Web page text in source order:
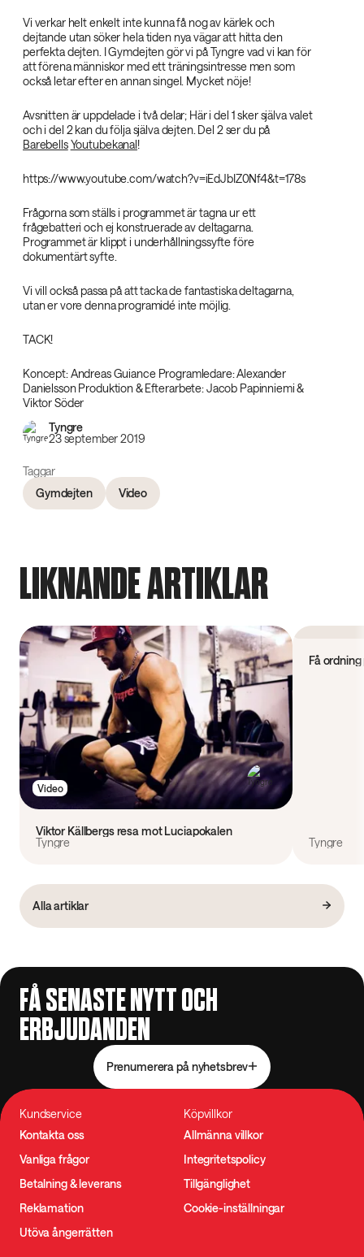
Vi verkar helt enkelt inte kunna få nog av kärlek och
dejtande utan söker hela tiden nya vägar att hitta den
perfekta dejten. I Gymdejten gör vi på Tyngre vad vi kan för
att förena människor med ett träningsintresse men som
också letar efter en annan singel. Mycket nöje!
Avsnitten är uppdelade i två delar; Här i del 1 sker själva valet
och i del 2 kan du följa själva dejten. Del 2 ser du på
BarebellsYoutubekanal!
https://www.youtube.com/watch?v=iEdJbIZ0Nf4&t=178s
Frågorna som ställs i programmet är tagna ur ett
frågebatteri och ej konstruerade av deltagarna.
Programmet är klippt i underhållningssyfte före
dokumentärt syfte.
Vi vill också passa på att tacka de fantastiska deltagarna,
utan er vore denna programidé inte möjlig.
TACK!
Koncept: Andreas Guiance Programledare: Alexander
Danielsson Produktion & Efterarbete: Jacob Papinniemi &
Viktor Söder
Tyngre
23 september 2019
Taggar
Gymdejten
Video
LIKNANDE ARTIKLAR
Video
Viktor Källbergs resa mot Luciapokalen
Tyngre
Få
Tyngre
Alla artiklar
FÅ SENASTE NYTT OCH
ERBJUDANDEN
Prenumerera på nyhetsbrev
Kundservice
Kontakta oss
Vanliga frågor
Betalning & leverans
Reklamation
Utöva ångerrätten
Köpvillkor
Allmänna villkor
Integritetspolicy
Tillgänglighet
Cookie-inställningar